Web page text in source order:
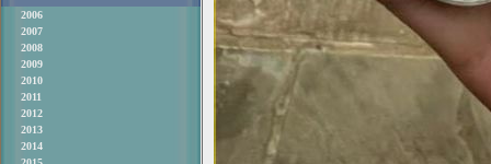
2006
2007
2008
2009
2010
2011
2012
2013
2014